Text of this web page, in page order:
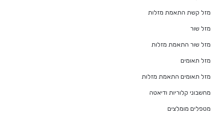
מזל קשת התאמת מזלות
מזל שור
מזל שור התאמת מזלות
מזל תאומים
מזל תאומים התאמת מזלות
מחשבוני קלוריות ודיאטה
מטפלים מומלצים